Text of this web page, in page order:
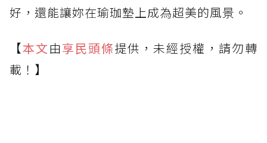
好，還能讓妳在瑜珈墊上成為超美的風景。
【本文由享民頭條提供，未經授權，請勿轉
載！】